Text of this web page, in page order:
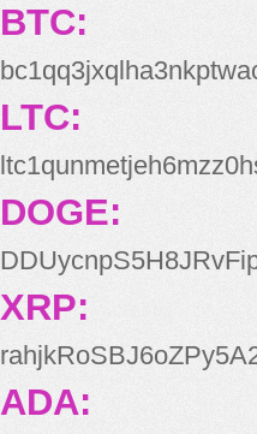
BTC:
LTC:
DOGE:
XRP:
ADA: